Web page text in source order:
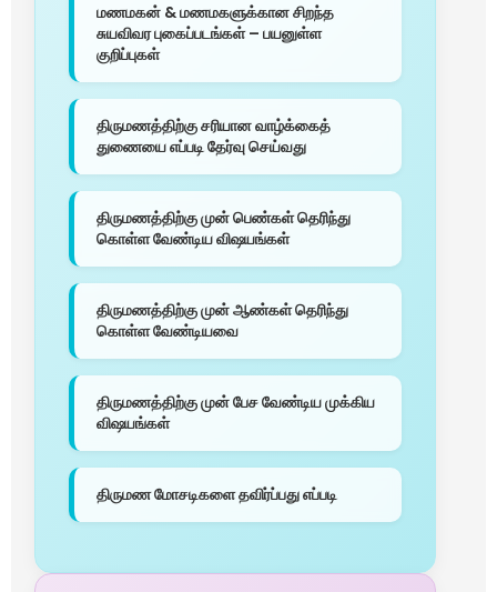
மணமகன் & மணமகளுக்கான சிறந்த
சுயவிவர புகைப்படங்கள் – பயனுள்ள
குறிப்புகள்
திருமணத்திற்கு சரியான வாழ்க்கைத்
துணையை எப்படி தேர்வு செய்வது
திருமணத்திற்கு முன் பெண்கள் தெரிந்து
கொள்ள வேண்டிய விஷயங்கள்
திருமணத்திற்கு முன் ஆண்கள் தெரிந்து
கொள்ள வேண்டியவை
திருமணத்திற்கு முன் பேச வேண்டிய முக்கிய
விஷயங்கள்
திருமண மோசடிகளை தவிர்ப்பது எப்படி